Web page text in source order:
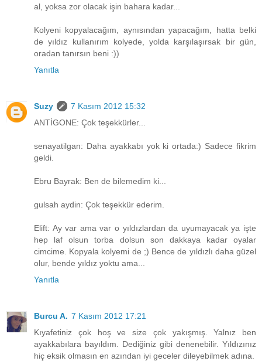
al, yoksa zor olacak işin bahara kadar...
Kolyeni kopyalacağım, aynısından yapacağım, hatta belki
de yıldız kullanırım kolyede, yolda karşılaşırsak bir gün,
oradan tanırsın beni :))
Yanıtla
Suzy
7 Kasım 2012 15:32
ANTİGONE: Çok teşekkürler...
senayatilgan: Daha ayakkabı yok ki ortada:) Sadece fikrim
geldi.
Ebru Bayrak: Ben de bilemedim ki...
gulsah aydin: Çok teşekkür ederim.
Elift: Ay var ama var o yıldızlardan da uyumayacak ya işte
hep laf olsun torba dolsun son dakkaya kadar oyalar
cimcime. Kopyala kolyemi de ;) Bence de yıldızlı daha güzel
olur, bende yıldız yoktu ama...
Yanıtla
Burcu A. 7 Kasım 2012 17:21
Kıyafetiniz çok hoş ve size çok yakışmış. Yalnız ben
ayakkabılara bayıldım. Dediğiniz gibi denenebilir. Yıldızınız
hiç eksik olmasın en azından iyi geceler dileyebilmek adına.